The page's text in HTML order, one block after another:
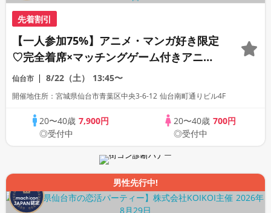
先着割引
【一人参加75%】アニメ・マンガ好き限定
♡完全着席×マッチングゲーム付きアニメ
コン
仙台市 8/22（土） 13:45〜
開催地住所：宮城県仙台市青葉区中央3-6-12 仙台南町通りビル4F
20〜40歳7,900円
◎受付中
20〜40歳 700円
◎受付中
男性先行中!